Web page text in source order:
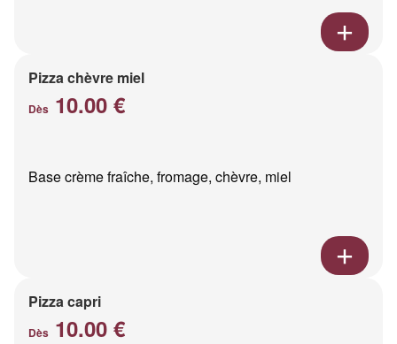
Pizza chèvre miel
Dès 10.00 €
Base crème fraîche, fromage, chèvre, miel
Pizza capri
Dès 10.00 €